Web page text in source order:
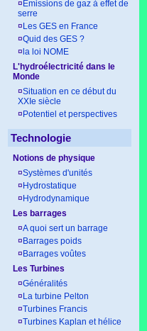
¤ Emissions de gaz à effet de
serre
¤ Les GES en France
¤Quid des GES ?
¤ la loi NOME
L'hydroélectricité dans le
Monde
¤Situation en ce début du
XXIe siècle
¤ Potentiel et perspectives
Technologie
Notions de physique
¤Systèmes d'unités
¤ Hydrostatique
¤ Hydrodynamique
Les barrages
¤A quoi sert un barrage
¤ Barrages poids
¤ Barrages voûtes
Les Turbines
¤Généralités
¤ La turbine Pelton
¤Turbines Francis
¤Turbines Kaplan et hélice